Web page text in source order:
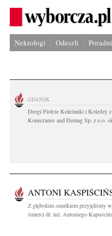
Nekrologi Odeszli
GDAŃSK
Drogi Piotrze Koleżanki i Koledzy
Konecranes and Demag Sp. z o.o.
ANTONI
Z głębokim smutkiem przyjęliśmy
śmierci dr. inż. Antoniego